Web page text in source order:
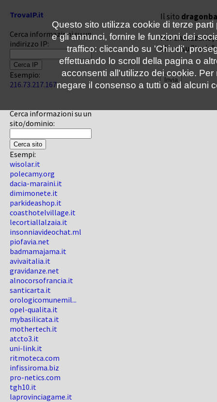
TrovaIP.it
Cerca informazioni su un
indirizzo IP:
Esempio:
216.73.217.167
Cerca informazioni su un
sito/dominio:
Esempi:
wisolar.it
polecamy.org
dacia-maraini.it
dimimonete.it
parkideashop.it
coasthotelvillage.it
lecortiallalzaia.it
insonniavideochat.ml
piofavia.net
badmamajama.it
avivaitalia.it
gravidanze.net
alnocorsofrancia.it
santicarta.it
orologicomunemil...
opel-qualita.it
mybasilicata.it
mothertech.it
atcto3.it
uni-link.it
ritmoteca.com
infissiroma.biz
pro-netics.com
tgh10.it
laprovinciagame.it
Il sito
Per
clicca su "Invia"
Questo sito utilizza cookie di terze
e gli annunci, fornire le funzioni dei
traffico: cliccando su 'Chiudi',
effettuando lo scroll della pagina o
acconsenti all'utilizzo dei cookie.
negare il consenso a tutti o ad alcuni